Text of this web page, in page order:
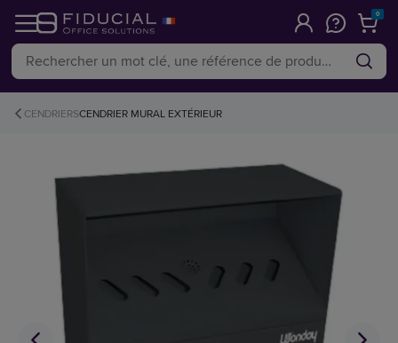
0
CENDRIERSCENDRIER MURAL EXTÉRIEUR